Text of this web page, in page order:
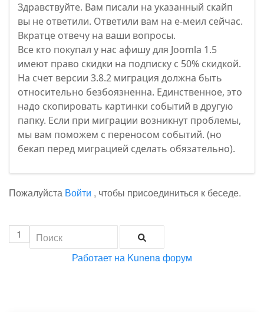
Здравствуйте. Вам писали на указанный скайп
вы не ответили. Ответили вам на е-меил сейчас.
Вкратце отвечу на ваши вопросы.
Все кто покупал у нас афишу для Joomla 1.5
имеют право скидки на подписку с 50% скидкой.
На счет версии 3.8.2 миграция должна быть
относительно безбоязненна. Единственное, это
надо скопировать картинки событий в другую
папку. Если при миграции возникнут проблемы,
мы вам поможем с переносом событий. (но
бекап перед миграцией сделать обязательно).
Пожалуйста Войти , чтобы присоединиться к беседе.
1
Работает на Kunena форум